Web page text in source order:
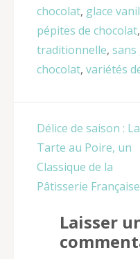
chocolat, glace
pépites de chocolat,
traditionnelle,
chocolat, variétés
Navigation
de
l’article
Délice de saison : La
Tarte au Poire, un
Classique de la
Pâtisserie Française
Laisser